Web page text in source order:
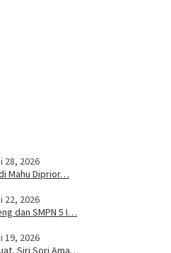
28, 2026
Mahu Diprior…
22, 2026
dan SMPN 5 I…
19, 2026